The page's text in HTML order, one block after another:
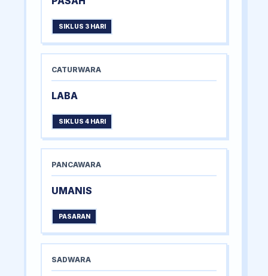
SIKLUS 3 HARI
CATURWARA
LABA
SIKLUS 4 HARI
PANCAWARA
UMANIS
PASARAN
SADWARA